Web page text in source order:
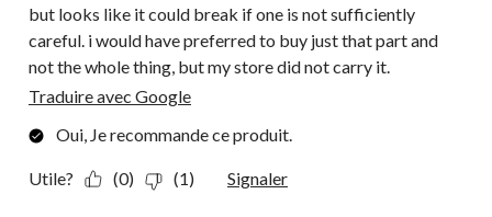
but looks like it could break if one is not sufficiently
careful. i would have preferred to buy just that part and
not the whole thing, but my store did not carry it.
Traduire avec Google
Oui, Je recommande ce produit.
Utile? (0) (1) Signaler